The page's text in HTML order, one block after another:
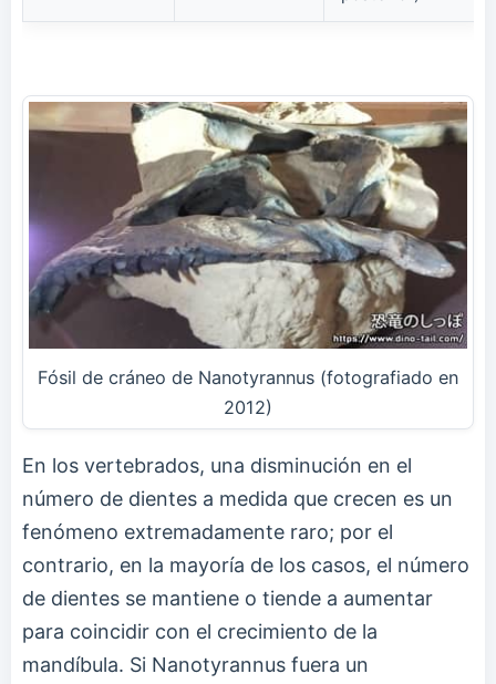
Fósil de cráneo de Nanotyrannus (fotografiado en
2012)
En los vertebrados, una disminución en el
número de dientes a medida que crecen es un
fenómeno extremadamente raro; por el
contrario, en la mayoría de los casos, el número
de dientes se mantiene o tiende a aumentar
para coincidir con el crecimiento de la
mandíbula. Si Nanotyrannus fuera un